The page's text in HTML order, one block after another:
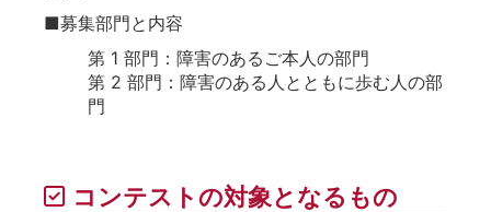
■募集部門と内容
第 1 部門：障害のあるご本人の部門
第 2 部門：障害のある人とともに歩む人の部
門
コンテストの対象となるもの